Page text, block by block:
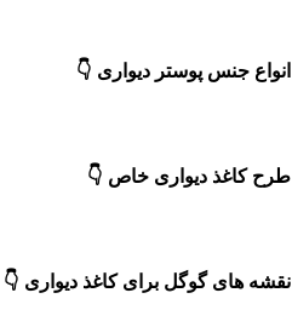
انواع جنس پوستر دیواری 👇
طرح کاغذ دیواری خاص 👇
نقشه های گوگل برای کاغذ دیواری 👇